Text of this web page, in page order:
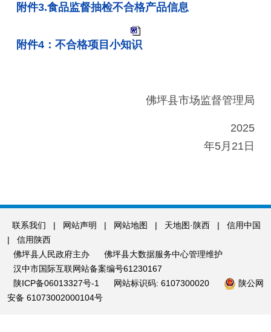
附件3.食品监督抽检不合格产品信息
附件4：不合格项目小知识
佛坪县市场监督管理局
2025
年5月21日
联系我们 | 网站声明 | 网站地图 | 天地图·陕西 |
信用中国
|
信用陕西
佛坪县人民政府主办
佛坪县大数据服务中心管理维护
汉中市国际互联网站备案编号61230167
陕ICP备06013327号-1
网站标识码: 6107300020
陕公网
安备 61073002000104号